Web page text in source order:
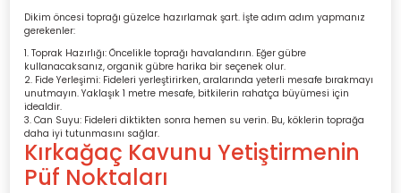
Dikim öncesi toprağı güzelce hazırlamak şart. İşte adım adım yapmanız
gerekenler:
Toprak Hazırlığı: Öncelikle toprağı havalandırın. Eğer gübre
kullanacaksanız, organik gübre harika bir seçenek olur.
Fide Yerleşimi: Fideleri yerleştirirken, aralarında yeterli mesafe bırakmayı
unutmayın. Yaklaşık 1 metre mesafe, bitkilerin rahatça büyümesi için
idealdir.
Can Suyu: Fideleri diktikten sonra hemen su verin. Bu, köklerin toprağa
daha iyi tutunmasını sağlar.
Kırkağaç Kavunu Yetiştirmenin
Püf Noktaları